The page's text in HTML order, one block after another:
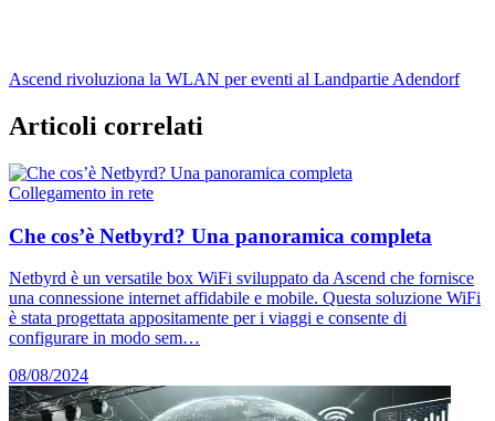
Ascend rivoluziona la WLAN per eventi al Landpartie Adendorf
Articoli correlati
Collegamento in rete
Che cos’è Netbyrd? Una panoramica completa
Netbyrd è un versatile box WiFi sviluppato da Ascend che fornisce
una connessione internet affidabile e mobile. Questa soluzione WiFi
è stata progettata appositamente per i viaggi e consente di
configurare in modo sem…
08/08/2024